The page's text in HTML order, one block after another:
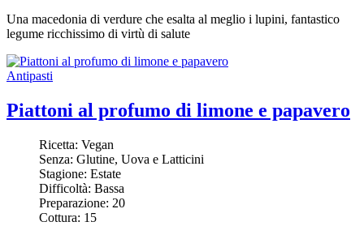
Una macedonia di verdure che esalta al meglio i lupini, fantastico
legume ricchissimo di virtù di salute
Antipasti
Piattoni al profumo di limone e papavero
Ricetta: Vegan
Senza: Glutine, Uova e Latticini
Stagione: Estate
Difficoltà: Bassa
Preparazione: 20
Cottura: 15